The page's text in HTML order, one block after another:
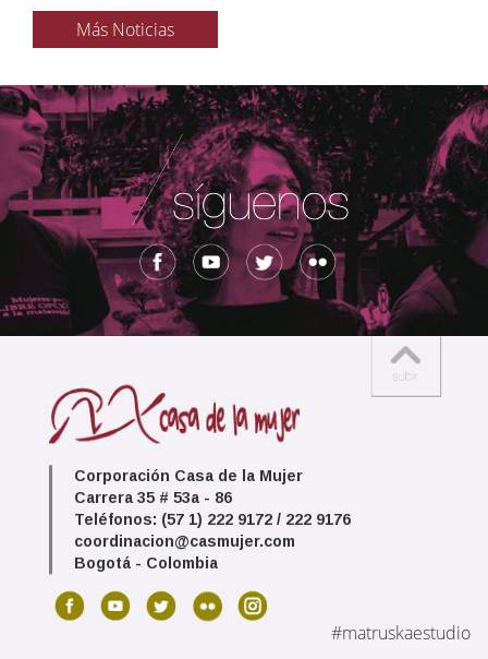
Más Noticias
Corporación Casa de la Mujer
Carrera 35 # 53a - 86
Teléfonos: (57 1) 222 9172 / 222 9176
coordinacion@casmujer.com
Bogotá - Colombia
#matruskaestudio